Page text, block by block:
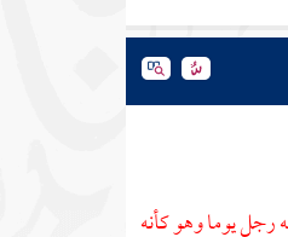
يوما وهو كأنه